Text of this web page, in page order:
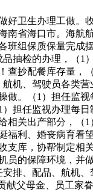
卫生办理工做。
南省海口市。海
班组保质保量完成
抽检的办理，（
查抄配餐库存量，
机、驾驶员各类
做。（1）担任监
担任监视办理每
相关出产部分，
福利、婚丧病育看
支库，协帮制定
员的保障环境，
排、配品、航机
献父母金、员工